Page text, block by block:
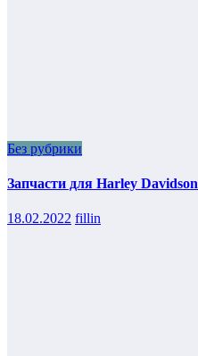
Без рубрики
Запчасти для Harley Davidson
18.02.2022 fillin